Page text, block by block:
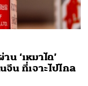
‘เหมาไถ’
น ที่เจาะไปไกล
EMAIL